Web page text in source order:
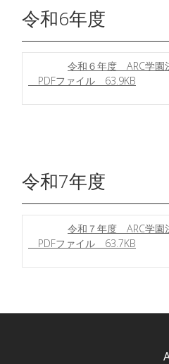
令和6年度
令和６年度 ARC学園
PDFファイル 63.9KB
令和7年度
令和７年度 ARC学園
PDFファイル 63.7KB